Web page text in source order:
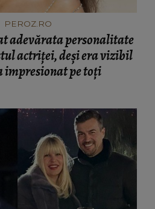
PEROZ.RO
adevărata personalitate
actriței, deși era vizibil
impresionat pe toți